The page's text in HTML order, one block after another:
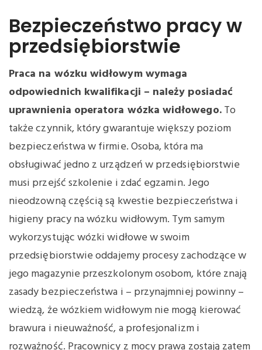
Bezpieczeństwo pracy w
przedsiębiorstwie
Praca na wózku widłowym wymaga
odpowiednich kwalifikacji – należy posiadać
uprawnienia operatora wózka widłowego.To
także czynnik, który gwarantuje większy poziom
bezpieczeństwa w firmie. Osoba, która ma
obsługiwać jedno z urządzeń w przedsiębiorstwie
musi przejść szkolenie i zdać egzamin. Jego
nieodzowną częścią są kwestie bezpieczeństwa i
higieny pracy na wózku widłowym. Tym samym
wykorzystując wózki widłowe w swoim
przedsiębiorstwie oddajemy procesy zachodzące w
jego magazynie przeszkolonym osobom, które znają
zasady bezpieczeństwa i – przynajmniej powinny –
wiedzą, że wózkiem widłowym nie mogą kierować
brawura i nieuważność, a profesjonalizm i
rozważność. Pracownicy z mocy prawa zostają zatem